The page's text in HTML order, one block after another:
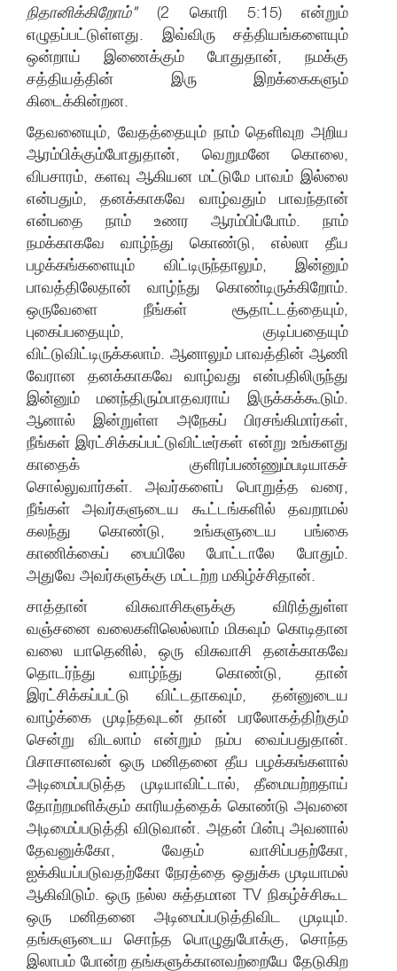
நிதானிக்கிறோம்" (2 கொரி 5:15) என்றும்
எழுதப்பட்டுள்ளது. இவ்விரு சத்தியங்களையும்
ஒன்றாய் இணைக்கும் போதுதான், நமக்கு
சத்தியத்தின் இரு இறக்கைகளும்
கிடைக்கின்றன.
தேவனையும், வேதத்தையும் நாம் தெளிவுற அறிய
ஆரம்பிக்கும்போதுதான், வெறுமனே கொலை,
விபசாரம், களவு ஆகியன மட்டுமே பாவம் இல்லை
என்பதும், தனக்காகவே வாழ்வதும் பாவந்தான்
என்பதை நாம் உணர ஆரம்பிப்போம். நாம்
நமக்காகவே வாழ்ந்து கொண்டு, எல்லா தீய
பழக்கங்களையும் விட்டிருந்தாலும், இன்னும்
பாவத்திலேதான் வாழ்ந்து கொண்டிருக்கிறோம்.
ஒருவேளை நீங்கள் சூதாட்டத்தையும்,
புகைப்பதையும், குடிப்பதையும்
விட்டுவிட்டிருக்கலாம். ஆனாலும் பாவத்தின் ஆணி
வேரான தனக்காகவே வாழ்வது என்பதிலிருந்து
இன்னும் மனந்திரும்பாதவராய் இருக்கக்கூடும்.
ஆனால் இன்றுள்ள அநேகப் பிரசங்கிமார்கள்,
நீங்கள் இரட்சிக்கப்பட்டுவிட்டீர்கள் என்று உங்களது
காதைக் குளிரப்பண்ணும்படியாகச்
சொல்லுவார்கள். அவர்களைப் பொறுத்த வரை,
நீங்கள் அவர்களுடைய கூட்டங்களில் தவறாமல்
கலந்து கொண்டு, உங்களுடைய பங்கை
காணிக்கைப் பையிலே போட்டாலே போதும்.
அதுவே அவர்களுக்கு மட்டற்ற மகிழ்ச்சிதான்.
சாத்தான் விசுவாசிகளுக்கு விரித்துள்ள
வஞ்சனை வலைகளிலெல்லாம் மிகவும் கொடிதான
வலை யாதெனில், ஒரு விசுவாசி தனக்காகவே
தொடர்ந்து வாழ்ந்து கொண்டு, தான்
இரட்சிக்கப்பட்டு விட்டதாகவும், தன்னுடைய
வாழ்க்கை முடிந்தவுடன் தான் பரலோகத்திற்கும்
சென்று விடலாம் என்றும் நம்ப வைப்பதுதான்.
பிசாசானவன் ஒரு மனிதனை தீய பழக்கங்களால்
அடிமைப்படுத்த முடியாவிட்டால், தீமையற்றதாய்
தோற்றமளிக்கும் காரியத்தைக் கொண்டு அவனை
அடிமைப்படுத்தி விடுவான். அதன் பின்பு அவனால்
தேவனுக்கோ, வேதம் வாசிப்பதற்கோ,
ஐக்கியப்படுவதற்கோ நேரத்தை ஒதுக்க முடியாமல்
ஆகிவிடும். ஒரு நல்ல சுத்தமான TV நிகழ்ச்சிகூட
ஒரு மனிதனை அடிமைப்படுத்திவிட முடியும்.
தங்களுடைய சொந்த பொழுதுபோக்கு, சொந்த
இலாபம் போன்ற தங்களுக்கானவற்றையே தேடுகிற